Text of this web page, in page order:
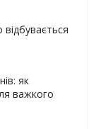
як
важкого